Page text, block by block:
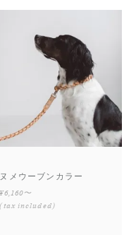
ヌメウーブンカラー
¥6,160〜
(tax included)